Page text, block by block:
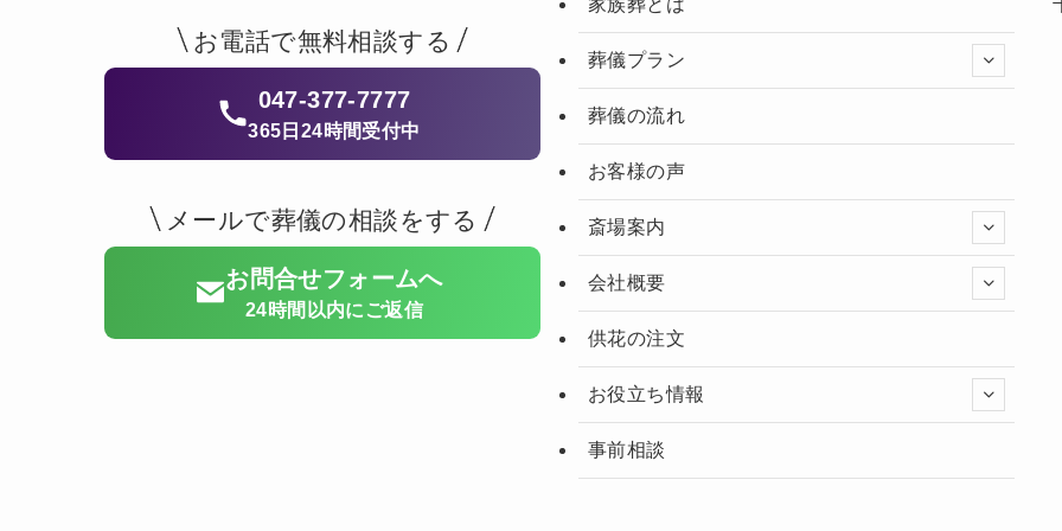
お電話で無料相談する
047-377-7777
365日24時間受付中
メールで葬儀の相談をする
お問合せフォームへ
24時間以内にご返信
家族葬とは
葬儀プラン
葬儀の流れ
お客様の声
斎場案内
会社概要
供花の注文
お役立ち情報
事前相談